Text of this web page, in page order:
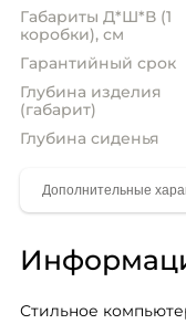
Габариты Д*Ш*В (1
коробки), см
Гарантийный срок
Глубина изделия
(габарит)
Глубина сиденья
Стильное